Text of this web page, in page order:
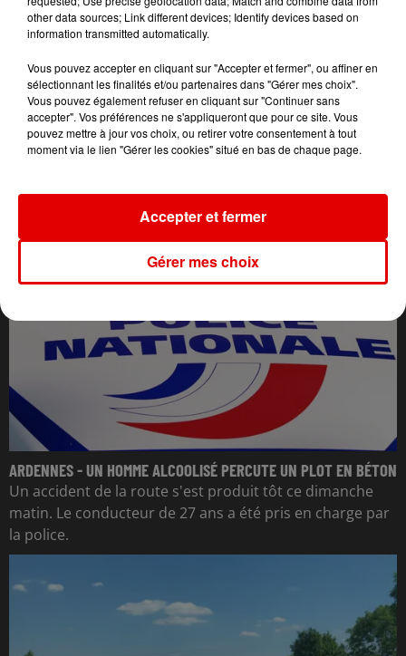
L'ACTU DES ARDENNES
ARDENNES - UN HOMME ALCOOLISÉ PERCUTE UN PLOT EN BÉTON
Un accident de la route s'est produit tôt ce dimanche
matin. Le conducteur de 27 ans a été pris en charge par
la police.
other data sources; Link different devices; Identify devices based on
information transmitted automatically.
Vous pouvez accepter en cliquant sur "Accepter et fermer", ou affiner en
sélectionnant les finalités et/ou partenaires dans "Gérer mes choix".
Vous pouvez également refuser en cliquant sur "Continuer sans
accepter". Vos préférences ne s'appliqueront que pour ce site. Vous
pouvez mettre à jour vos choix, ou retirer votre consentement à tout
moment via le lien "Gérer les cookies" situé en bas de chaque page.
Gérer mes choix
Accepter et fermer